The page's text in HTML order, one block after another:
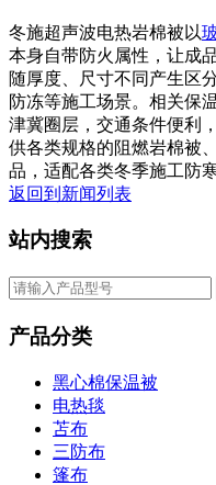
冬施超声波电热岩棉被以
本身自带防火属性，让成
随厚度、尺寸不同产生区
防冻等施工场景。相关保
津冀圈层，交通条件便利
供各类规格的阻燃岩棉被
品，适配各类冬季施工防
返回到新闻列表
站内搜索
产品分类
黑心棉保温被
电热毯
苫布
三防布
篷布